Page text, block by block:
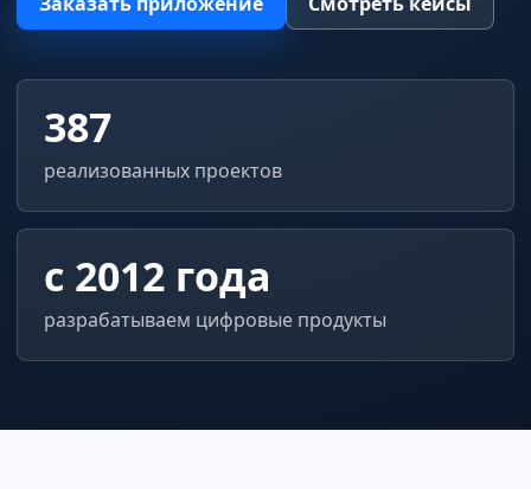
387
реализованных проектов
с 2012 года
разрабатываем цифровые продукты